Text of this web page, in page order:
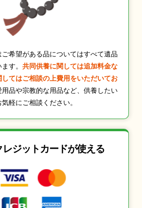
希望がある品についてはすべて遺品
す。 共同供養に関しては追加料金な
してはご相談の上費用をいただいてお
用品や宗教的な用品など、供養したい
軽にご相談ください。
ジットカードが使える